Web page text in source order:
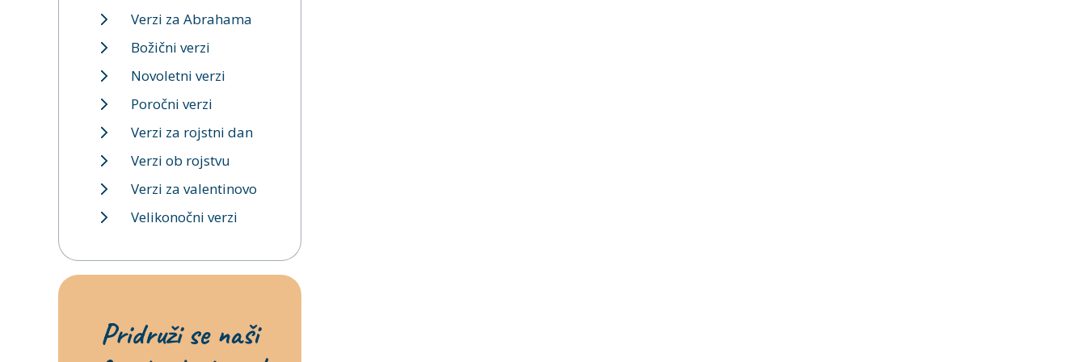
Verzi za Abrahama
Božični verzi
Novoletni verzi
Poročni verzi
Verzi za rojstni dan
Verzi ob rojstvu
Verzi za valentinovo
Velikonočni verzi
Pridruži se naši